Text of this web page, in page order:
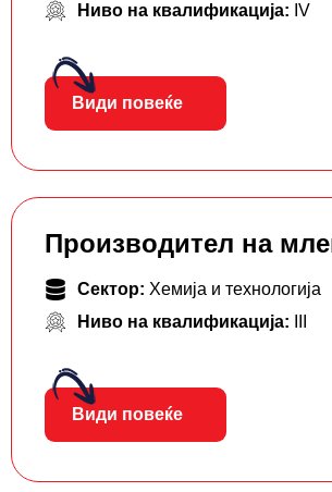
Ниво на квалификација: IV
Види повеќе
Производител на
Сектор: Хемија и технологија
Ниво на квалификација:
Види повеќе